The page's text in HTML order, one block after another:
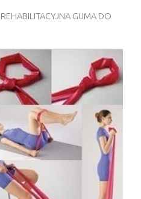
GUMA DO